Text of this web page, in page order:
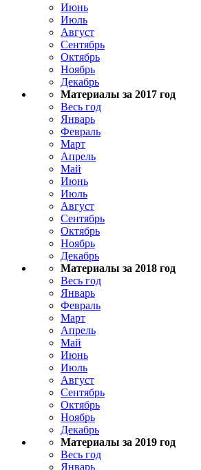
Июнь
Июль
Август
Сентябрь
Октябрь
Ноябрь
Декабрь
Материалы за 2017 год
Весь год
Январь
Февраль
Март
Апрель
Май
Июнь
Июль
Август
Сентябрь
Октябрь
Ноябрь
Декабрь
Материалы за 2018 год
Весь год
Январь
Февраль
Март
Апрель
Май
Июнь
Июль
Август
Сентябрь
Октябрь
Ноябрь
Декабрь
Материалы за 2019 год
Весь год
Январь